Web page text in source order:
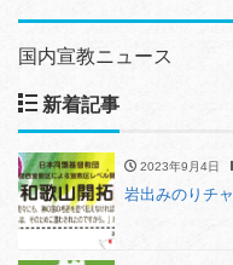
国内宣教ニュース
新着記事
2023年9月4日
岩出みのりチ